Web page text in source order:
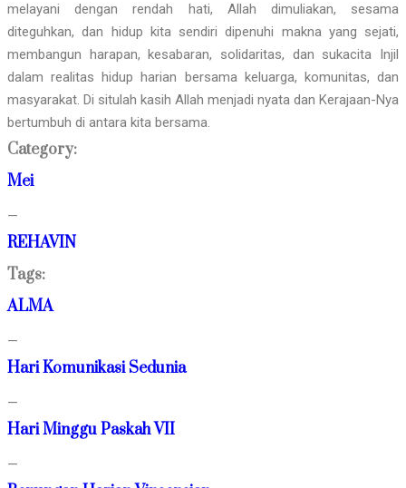
melayani dengan rendah hati, Allah dimuliakan, sesama
diteguhkan, dan hidup kita sendiri dipenuhi makna yang sejati,
membangun harapan, kesabaran, solidaritas, dan sukacita Injil
dalam realitas hidup harian bersama keluarga, komunitas, dan
masyarakat. Di situlah kasih Allah menjadi nyata dan Kerajaan-Nya
bertumbuh di antara kita bersama.
Category:
Mei
—
REHAVIN
Tags:
ALMA
—
Hari Komunikasi Sedunia
—
Hari Minggu Paskah VII
—